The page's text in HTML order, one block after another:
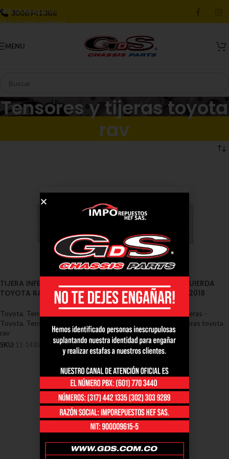
Skip to navigation
Skip to main content
3006941388
MENU
Tensores y tijeras toyota
rav
TIJERA INFERIOR DERECHA
TOYOTA RAV 2006/2018
Toyota Tensores y Tijeras -
Toyota Tensores y tijeras toyota
rav
SKU: 11-1430
TIJERA INFERIOR IZQUIERDA
TOYOTA RAV 2006/2018
Tensores y Tijeras -
Tensores y tijeras toyota
rav
SKU:11-1431